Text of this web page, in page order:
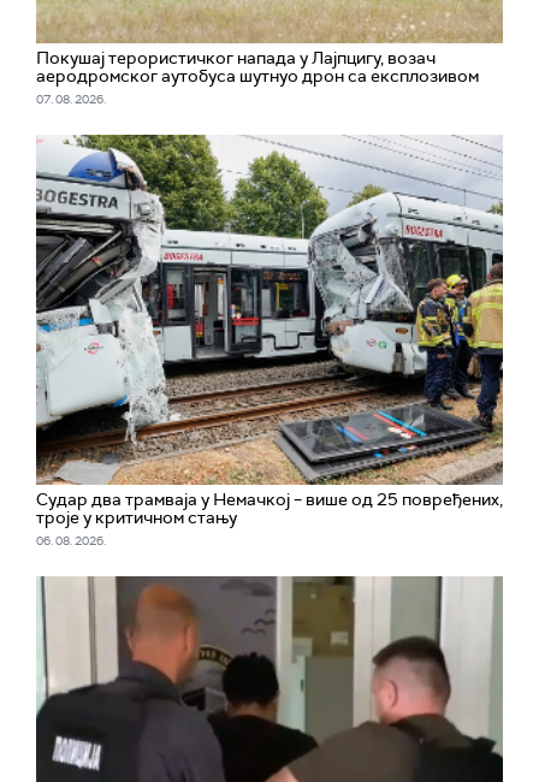
Покушај терористичког напада у Лајпцигу, возач
аеродромског аутобуса шутнуо дрон са експлозивом
07. 08. 2026.
Судар два трамваја у Немачкој – више од 25 повређених,
троје у критичном стању
06. 08. 2026.